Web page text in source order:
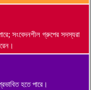
সংবেদনশীল গ্রুপের সদস্যরা
হতে পারে।